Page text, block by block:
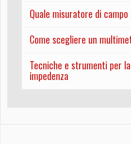
Quale misuratore di
Come scegliere un
Tecniche e strumenti per
impedenza